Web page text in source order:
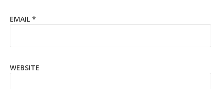
EMAIL *
WEBSITE